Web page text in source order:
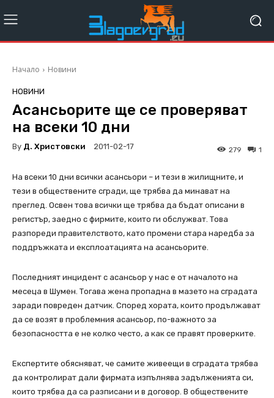
Начало Новини
НОВИНИ
Асансьорите ще се проверяват
на всеки 10 дни
By Д. Христовски 2011-02-17 1
279
На всеки 10 дни всички асансьори – и тези в жилищните, и
тези в обществените сгради, ще трябва да минават на
преглед. Освен това всички ще трябва да бъдат описани в
регистър, заедно с фирмите, които ги обслужват. Това
разпореди правителството, като промени стара наредба за
поддръжката и експлоатацията на асансьорите.
Последният инцидент с асансьор у нас е от началото на
месеца в Шумен. Тогава жена пропадна в мазето на сградата
заради повреден датчик. Според хората, които продължават
да се возят в проблемния асансьор, по-важното за
безопасността е не колко често, а как се правят проверките.
Експертите обясняват, че самите живеещи в сградата трябва
да контролират дали фирмата изпълнява задълженията си,
които трябва да са разписани и в договор. В обществените